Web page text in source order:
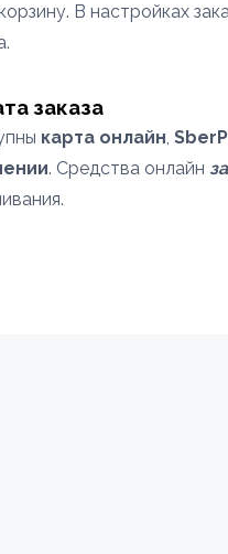
В настройках
заказа
карта онлайн,
. Средства онлайн